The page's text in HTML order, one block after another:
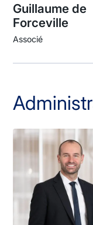
Guillaume de
Forceville
Associé